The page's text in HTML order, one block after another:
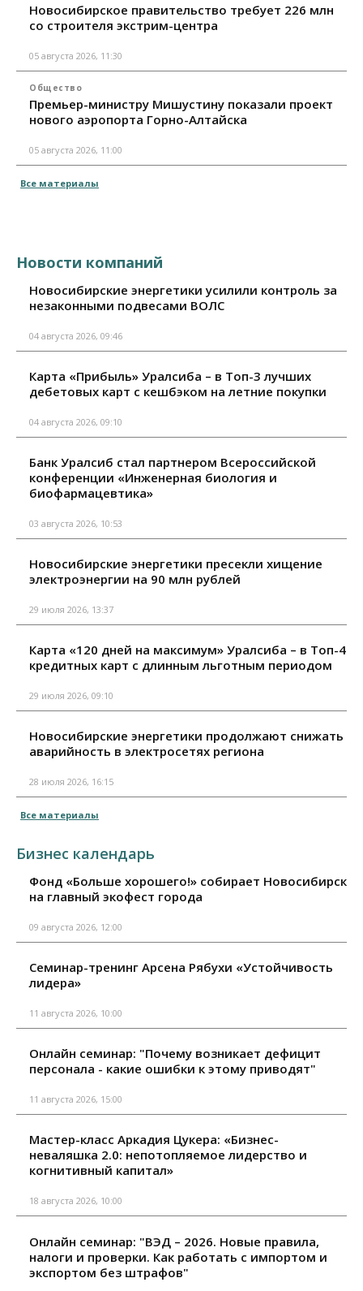
Новосибирское правительство требует 226 млн
со строителя экстрим-центра
05 августа 2026, 11:30
Общество
Премьер-министру Мишустину показали проект
нового аэропорта Горно-Алтайска
05 августа 2026, 11:00
Все материалы
Новости компаний
Новосибирские энергетики усилили контроль за
незаконными подвесами ВОЛС
04 августа 2026, 09:46
Карта «Прибыль» Уралсиба – в Топ-3 лучших
дебетовых карт с кешбэком на летние покупки
04 августа 2026, 09:10
Банк Уралсиб стал партнером Всероссийской
конференции «Инженерная биология и
биофармацевтика»
03 августа 2026, 10:53
Новосибирские энергетики пресекли хищение
электроэнергии на 90 млн рублей
29 июля 2026, 13:37
Карта «120 дней на максимум» Уралсиба – в Топ-4
кредитных карт с длинным льготным периодом
29 июля 2026, 09:10
Новосибирские энергетики продолжают снижать
аварийность в электросетях региона
28 июля 2026, 16:15
Все материалы
Бизнес календарь
Фонд «Больше хорошего!» собирает Новосибирск
на главный экофест города
09 августа 2026, 12:00
Семинар-тренинг Арсена Рябухи «Устойчивость
лидера»
11 августа 2026, 10:00
Онлайн семинар: "Почему возникает дефицит
персонала - какие ошибки к этому приводят"
11 августа 2026, 15:00
Мастер-класс Аркадия Цукера: «Бизнес-
неваляшка 2.0: непотопляемое лидерство и
когнитивный капитал»
18 августа 2026, 10:00
Онлайн семинар: "ВЭД – 2026. Новые правила,
налоги и проверки. Как работать с импортом и
экспортом без штрафов"